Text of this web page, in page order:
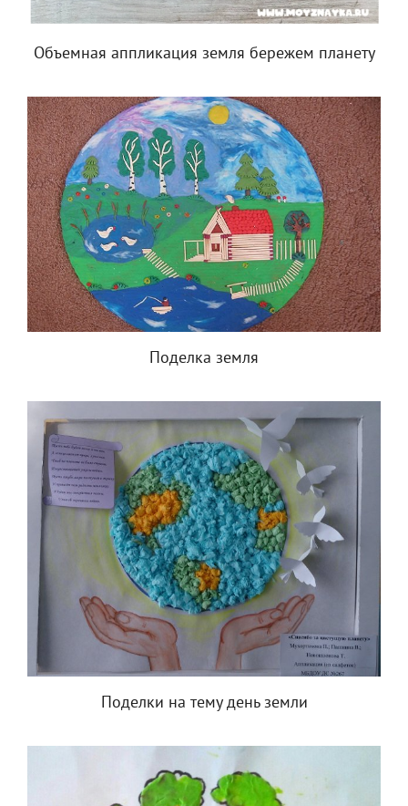
Объемная аппликация земля бережем планету
Поделка земля
Поделки на тему день земли